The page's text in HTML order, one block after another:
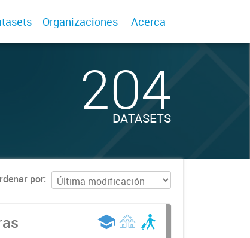
Organizaciones Acerca
204
DATASETS
por